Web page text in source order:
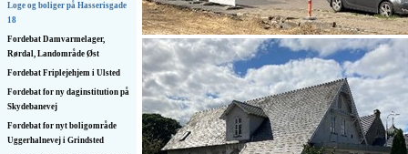
Loge og boliger på Hasserisgade
18
Fordebat Damvarmelager,
Rørdal, Landområde Øst
Fordebat Friplejehjem i Ulsted
Fordebat for ny daginstitution på
Skydebanevej
Fordebat for nyt boligområde
Uggerhalnevej i Grindsted